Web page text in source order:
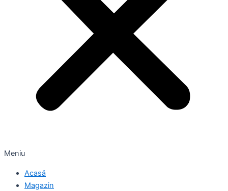
Meniu
Acasă
Magazin